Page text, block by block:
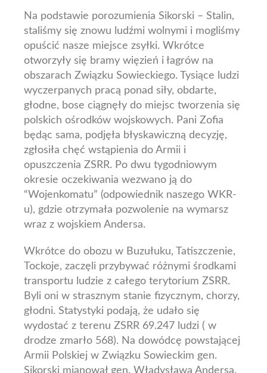
Na podstawie porozumienia Sikorski – Stalin,
staliśmy się znowu ludźmi wolnymi i mogliśmy
opuścić nasze miejsce zsyłki. Wkrótce
otworzyły się bramy więzień i łagrów na
obszarach Związku Sowieckiego. Tysiące ludzi
wyczerpanych pracą ponad siły, obdarte,
głodne, bose ciągnęły do miejsc tworzenia się
polskich ośrodków wojskowych. Pani Zofia
będąc sama, podjęła błyskawiczną decyzję,
zgłosiła chęć wstąpienia do Armii i
opuszczenia ZSRR. Po dwu tygodniowym
okresie oczekiwania wezwano ją do
“Wojenkomatu” (odpowiednik naszego WKR-
u), gdzie otrzymała pozwolenie na wymarsz
wraz z wojskiem Andersa.
Wkrótce do obozu w Buzułuku, Tatiszczenie,
Tockoje, zaczęli przybywać różnymi środkami
transportu ludzie z całego terytorium ZSRR.
Byli oni w strasznym stanie fizycznym, chorzy,
głodni. Statystyki podają, że udało się
wydostać z terenu ZSRR 69.247 ludzi ( w
drodze zmarło 568). Na dowódcę powstającej
Armii Polskiej w Związku Sowieckim gen.
Sikorski mianował gen. Władysława Andersa.